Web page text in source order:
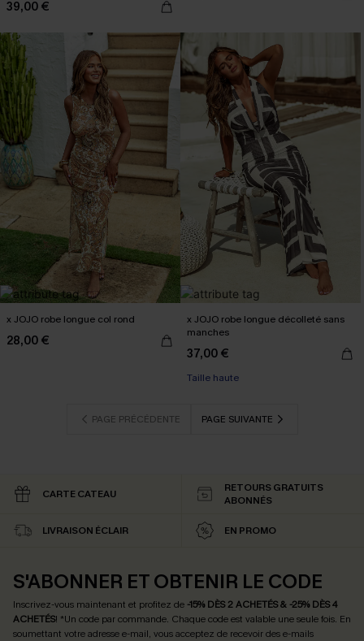
39,00 €
x JOJO robe longue col rond
28,00 €
x JOJO robe longue décolleté sans
manches
37,00 €
Taille haute
PAGE PRÉCÉDENTE PAGE SUIVANTE
CARTE CATEAU
RETOURS GRATUITS
ABONNÉS
LIVRAISON ÉCLAIR EN PROMO
S'ABONNER ET OBTENIR LE CODE
Inscrivez-vous maintenant et profitez de -15% DÈS 2 ACHETÉS & -25% DÈS 4
ACHETÉS! *Un code par commande. Chaque code est valable une seule fois. En
soumettant votre adresse e-mail, vous acceptez de recevoir des e-mails